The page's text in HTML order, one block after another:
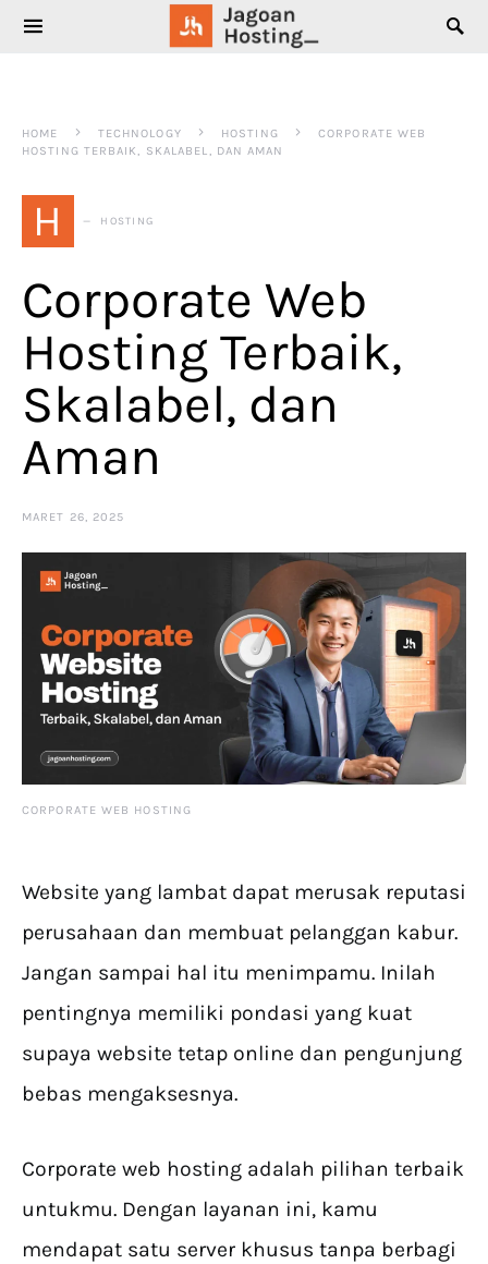
SEARCH FOR:
HOME TECHNOLOGY HOSTING
CORPORATE WEB
HOSTING TERBAIK, SKALABEL, DAN AMAN
H HOSTING
Corporate Web
Hosting Terbaik,
Skalabel, dan
Aman
MARET 26, 2025
CORPORATE WEB HOSTING
Website yang lambat dapat merusak reputasi
perusahaan dan membuat pelanggan kabur.
Jangan sampai hal itu menimpamu. Inilah
pentingnya memiliki pondasi yang kuat
supaya website tetap online dan pengunjung
bebas mengaksesnya.
Corporate web hosting adalah pilihan terbaik
untukmu. Dengan layanan ini, kamu
mendapat satu server khusus tanpa berbagi